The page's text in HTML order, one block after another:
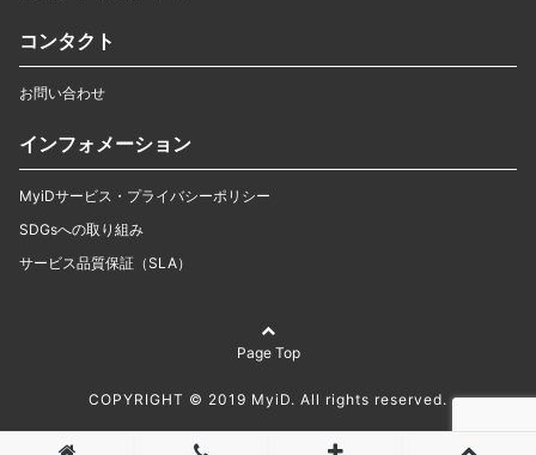
コンタクト
お問い合わせ
インフォメーション
MyiDサービス・プライバシーポリシー
SDGsへの取り組み
サービス品質保証（SLA）
Page Top
COPYRIGHT © 2019 MyiD. All rights reserved.